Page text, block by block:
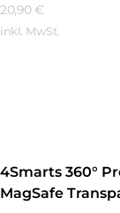
20,90 €
inkl. MwSt.
4Smarts 360°
MagSafe